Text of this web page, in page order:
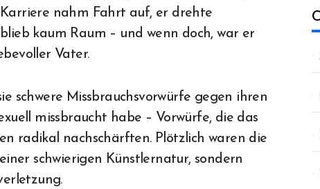
nahm Fahrt auf, er drehte
kaum Raum – und wenn doch, war er
Vater.
schwere Missbrauchsvorwürfe gegen ihren
missbraucht habe – Vorwürfe, die das
radikal nachschärften. Plötzlich waren die
schwierigen Künstlernatur, sondern